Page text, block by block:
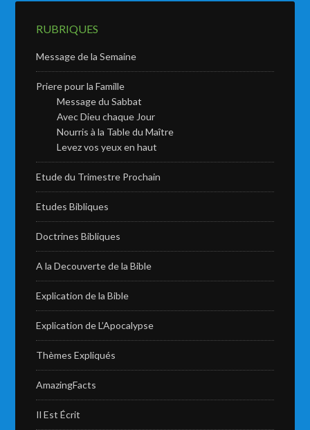
RUBRIQUES
Message de la Semaine
Priere pour la Famille
Message du Sabbat
Avec Dieu chaque Jour
Nourris à la Table du Maître
Levez vos yeux en haut
Etude du Trimestre Prochain
Etudes Bibliques
Doctrines Bibliques
A la Decouverte de la Bible
Explication de la Bible
Explication de L’Apocalypse
Thèmes Expliqués
AmazingFacts
Il Est Écrit